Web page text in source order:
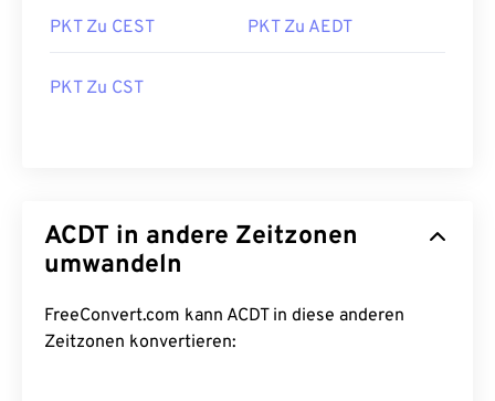
PKT Zu CEST PKT Zu AEDT
PKT Zu CST
ACDT in andere Zeitzonen
umwandeln
FreeConvert.com kann ACDT in diese anderen
Zeitzonen konvertieren: